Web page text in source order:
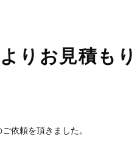
りお見積も
依頼を頂きました。